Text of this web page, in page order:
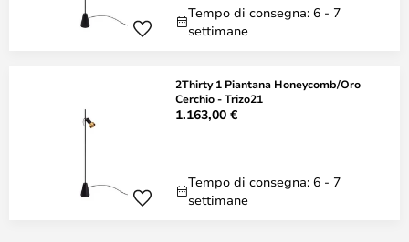
Tempo di consegna: 6 - 7
settimane
2Thirty 1 Piantana Honeycomb/Oro
Cerchio - Trizo21
1.163,00 €
Tempo di consegna: 6 - 7
settimane